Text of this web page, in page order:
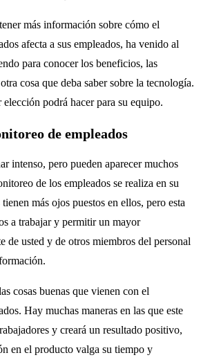
más información sobre cómo el
afecta a sus empleados, ha venido al
para conocer los beneficios, las
cosa que deba saber sobre la tecnología.
elección podrá hacer para su equipo.
de empleados
intenso, pero pueden aparecer muchos
de los empleados se realiza en su
más ojos puestos en ellos, pero esta
a trabajar y permitir un mayor
de usted y de otros miembros del personal
cosas buenas que vienen con el
Hay muchas maneras en las que este
y creará un resultado positivo,
en el producto valga su tiempo y